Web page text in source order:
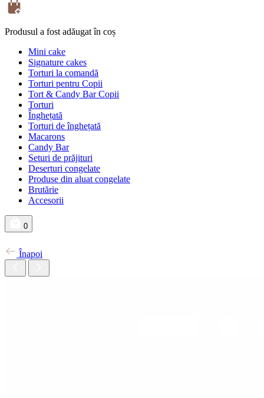
Produsul a fost adăugat în coș
Mini cake
Signature cakes
Torturi la comandă
Torturi pentru Copii
Tort & Candy Bar Copii
Torturi
Înghețată
Torturi de înghețată
Macarons
Candy Bar
Seturi de prăjituri
Deserturi congelate
Produse din aluat congelate
Brutărie
Accesorii
0
Înapoi